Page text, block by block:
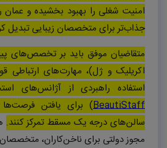
امنیت شغلی را بهبود بخشیده و عمان
جذاب‌تر برای متخصصان زیبایی تبدیل
متقاضیان موفق باید بر تخصص‌های
اکریلیک و ژل)، مهارت‌های ارتباطی
استفاده راهبردی از آژانس‌های
BeautiStaff) برای یافتن
سالن‌های درجه یک مسقط تمرکز کنند.
مجوز دولتی برای ناخن‌کاران، متخصصان